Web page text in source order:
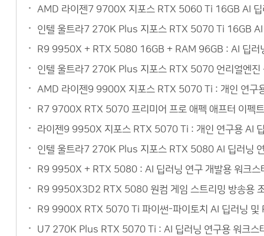
AMD 라이젠7 9700X 지포스 RTX 5060 Ti 16GB AI 딥
인텔 울트라7 270K Plus 지포스 RTX 5070 Ti 16GB AI
R9 9950X + RTX 5080 16GB + RAM 96GB : AI 딥러
인텔 울트라7 270K Plus 지포스 RTX 5070 언리얼엔진
AMD 라이젠9 9900X 지포스 RTX 5070 Ti : 개인 연구
R7 9700X RTX 5070 프리미어 프로 애펙 애프터 이펙
라이젠9 9950X 지포스 RTX 5070 Ti : 개인 연구용 AI
인텔 울트라7 270K Plus 지포스 RTX 5080 AI 딥러닝
R9 9950X + RTX 5080 : AI 딥러닝 연구 개발용 워크스
R9 9950X3D2 RTX 5080 원컴 게임 스트리밍 방송용
R9 9900X RTX 5070 Ti 파이썬-파이토치 AI 딥러닝 및
U7 270K Plus RTX 5070 Ti : AI 딥러닝 연구용 워크스